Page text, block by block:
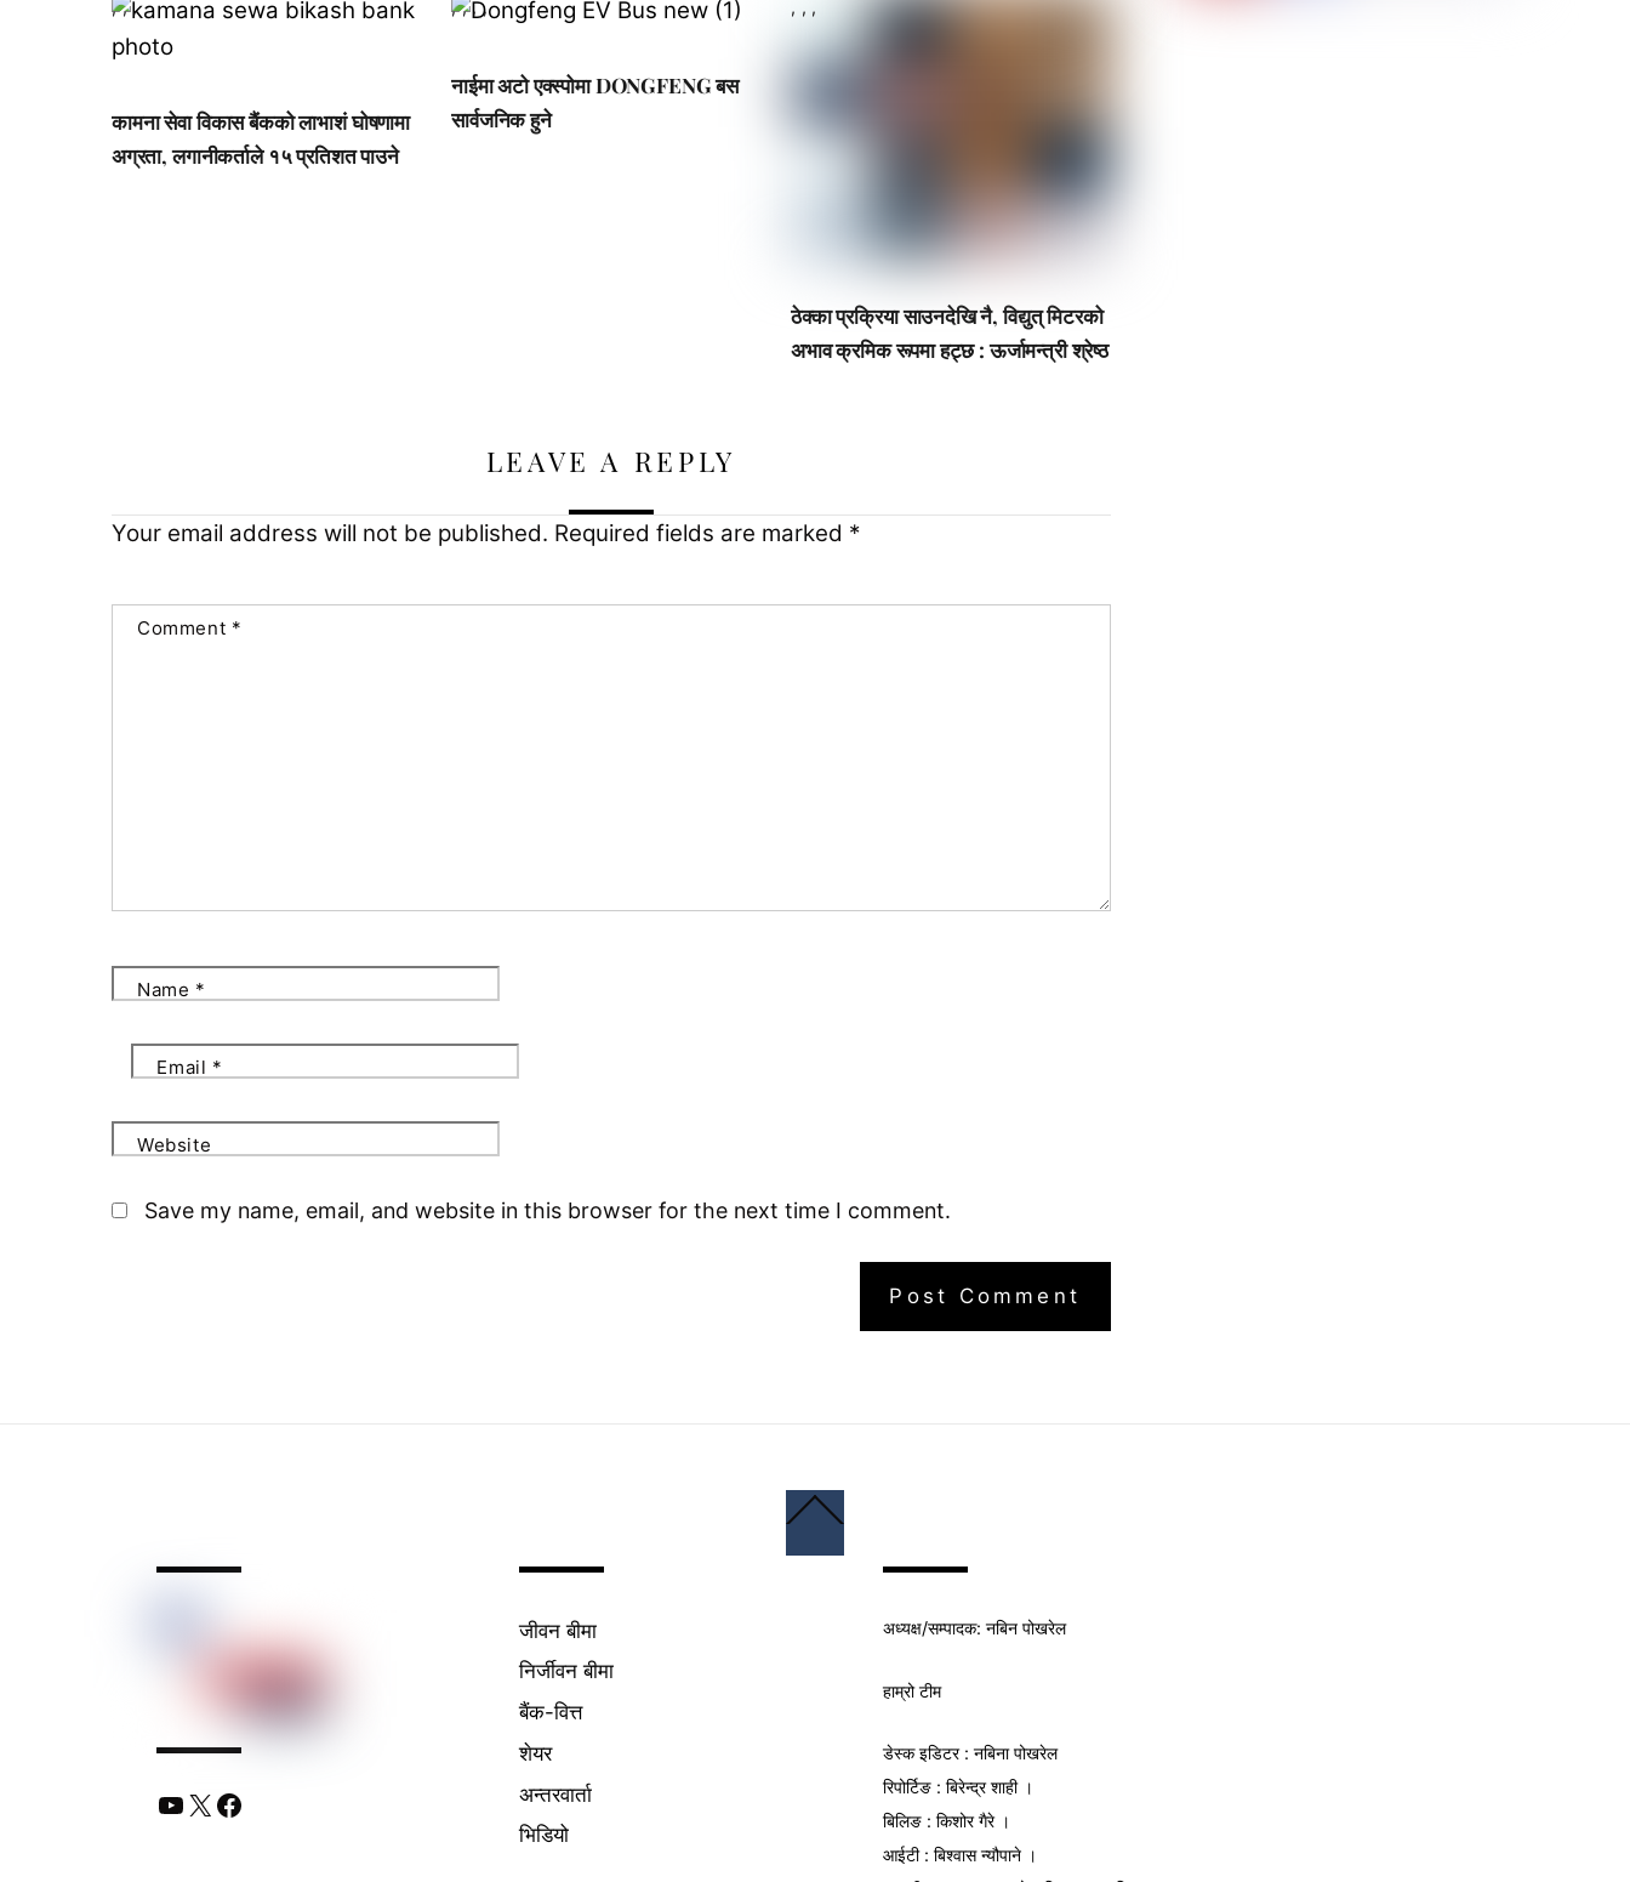
,,,
कामना सेवा विकास बैंकको लाभाशं घोषणामा
अग्रता, लगानीकर्ताले १५ प्रतिशत पाउने
,,,,
नाईमा अटो एक्स्पोमा DONGFENG बस
सार्वजनिक हुने
, , ,
ठेक्का प्रक्रिया साउनदेखि नै, विद्युत् मिटरको
अभाव क्रमिक रूपमा हट्छ : ऊर्जामन्त्री श्रेष्ठ
LEAVE A REPLY
Your email address will not be published. Required fields are marked *
Comment *
Name *
Email *
Website
Save my name, email, and website in this browser for the next time I comment.
To
YouTube
X Facebook
जीवन बीमा
निर्जीवन बीमा
बैंक-वित्त
शेयर
अन्तरवार्ता
भिडियो
अध्यक्ष/सम्पादक: नबिन पोखरेल
हाम्रो टीम
डेस्क इडिटर : नबिना पोखरेल
रिपोर्टिङ : बिरेन्द्र शाही ।
बिलिङ : किशोर गैरे ।
आईटी : बिश्वास न्यौपाने ।